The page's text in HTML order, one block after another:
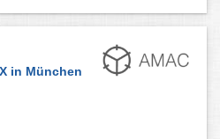
in München